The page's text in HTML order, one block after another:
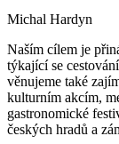
Michal Hardyn
Naším cílem je
týkající se
věnujeme také
kulturním akcím,
gastronomické
českých hradů a